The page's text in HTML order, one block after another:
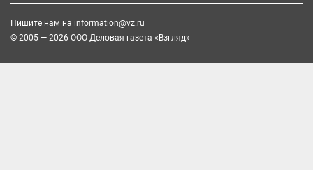
Пишите нам на information@vz.ru
© 2005 — 2026 ООО Деловая газета «Взгляд»